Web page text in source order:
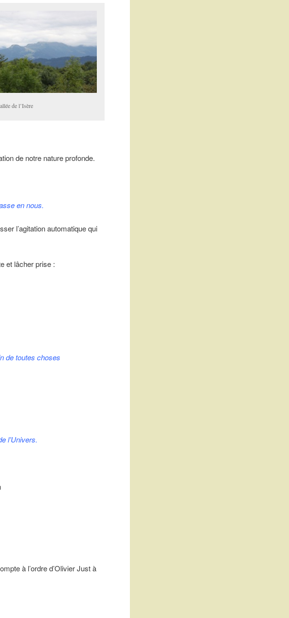
de l’Isère
de notre nature profonde.
en nous.
l’agitation automatique qui
et lâcher prise :
de toutes choses
l’Univers.
à l’ordre d’Olivier Just à